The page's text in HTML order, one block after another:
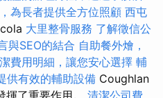
為長者提供全方位照顧 西屯
大里整骨服務 了解徵信公
與SEO的結合 自助餐外燴，
費用明細，讓您安心選擇 輔
供有效的輔助設備 Coughlan
了重要作用。 清潔公司費